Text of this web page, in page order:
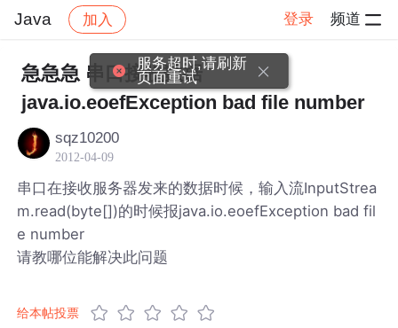
Java 加入 登录 频道
社区 Java 帖子详情
急急急 串口接收数据
java.io.eoefException bad file number
sqz10200
2012-04-09
串口在接收服务器发来的数据时候，输入流InputStrea
m.read(byte[])的时候报java.io.eoefException bad fil
e number
请教哪位能解决此问题
给本帖投票
服务超时,请刷新
页面重试